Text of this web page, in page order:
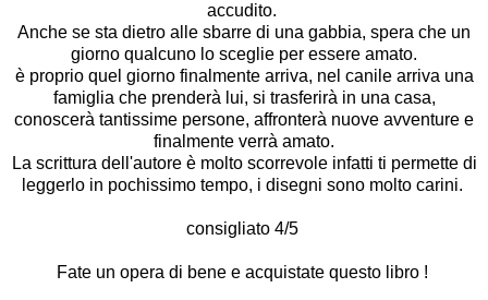
accudito.
Anche se sta dietro alle sbarre di una gabbia, spera che un
giorno qualcuno lo sceglie per essere amato.
è proprio quel giorno finalmente arriva, nel canile arriva una
famiglia che prenderà lui, si trasferirà in una casa,
conoscerà tantissime persone, affronterà nuove avventure e
finalmente verrà amato.
La scrittura dell'autore è molto scorrevole infatti ti permette di
leggerlo in pochissimo tempo, i disegni sono molto carini.
consigliato 4/5
Fate un opera di bene e acquistate questo libro !